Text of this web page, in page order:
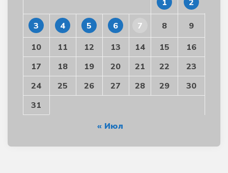
1 2
3 4 5 6 7 8 9
10 11 12 13 14 15
16
17
18 19 20 21 22
23
24
25 26 27 28 29
30
31
« Июл